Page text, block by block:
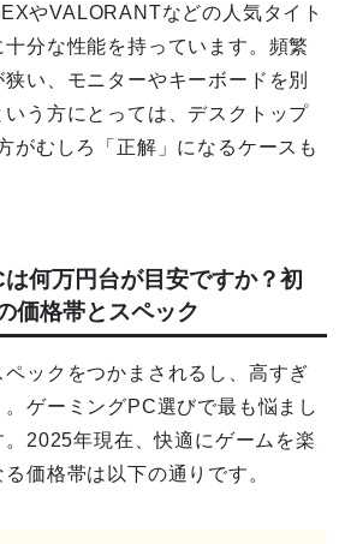
やVALORANTなどの人気タイト
分な性能を持っています。頻繁
い、モニターやキーボードを別
う方にとっては、デスクトップ
がむしろ「正解」になるケースも
何万円台が目安ですか？初
価格帯とスペック
ペックをつかまされるし、高すぎ
ゲーミングPC選びで最も悩まし
2025年現在、快適にゲームを楽
価格帯は以下の通りです。